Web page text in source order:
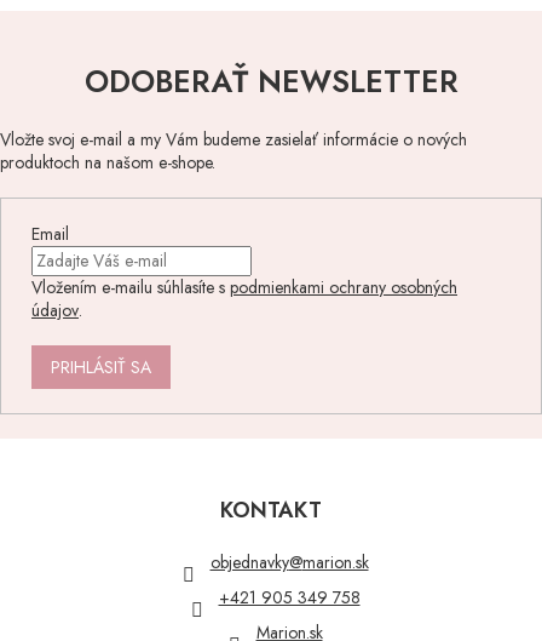
ODOBERAŤ NEWSLETTER
Vložte svoj e-mail a my Vám budeme zasielať informácie o nových
produktoch na našom e-shope.
Email
Vložením e-mailu súhlasíte s podmienkami ochrany osobných
údajov.
PRIHLÁSIŤ SA
KONTAKT
objednavky@marion.sk
+421 905 349 758
Marion.sk